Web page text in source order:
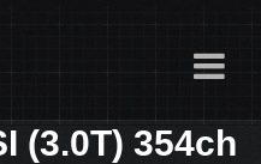
(3.0T) 354ch